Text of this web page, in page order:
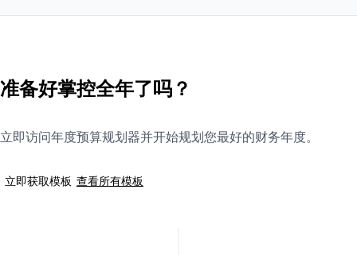
准备好掌控全年了吗？
立即访问年度预算规划器并开始规划您最好的财务年度。
立即获取模板 查看所有模板